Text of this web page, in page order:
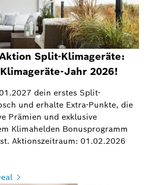
Split-Klimageräte:
Jahr 2026!
dein erstes Split-
und erhalte Extra-Punkte, die
Prämien und exklusive
Klimahelden Bonusprogramm
Aktionszeitraum: 01.02.2026